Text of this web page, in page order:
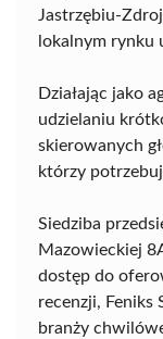
Jastrzębiu-
lokalnym rynku
Działając jako
udzielaniu
skierowanych
którzy
Siedziba
Mazowieckiej
dostęp do
recenzji, Feniks
branży